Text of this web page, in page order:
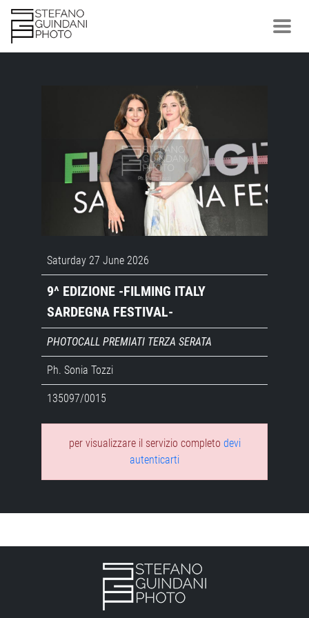
Saturday 27 June 2026
9^ EDIZIONE -FILMING ITALY
SARDEGNA FESTIVAL-
PHOTOCALL PREMIATI TERZA SERATA
Ph. Sonia Tozzi
135097/0015
per visualizzare il servizio completo devi
autenticarti